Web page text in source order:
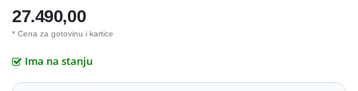
27.490,00
* Cena za gotovinu i kartice
Ima na stanju